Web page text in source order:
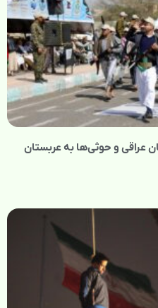
عراقی و حوثی‌ها به عربستان